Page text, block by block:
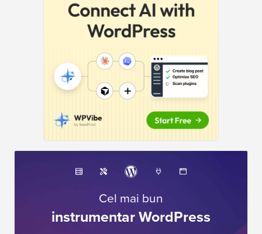
Cel mai bun
instrumentar WordPress